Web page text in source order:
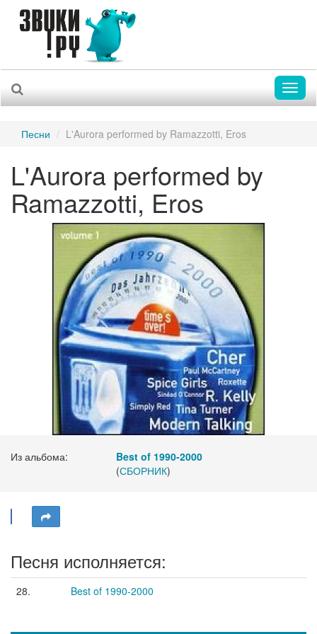
Песни L'Aurora performed by Ramazzotti, Eros
L'Aurora performed by
Ramazzotti, Eros
Из альбома:
Best of 1990-2000
(СБОРНИК)
Песня исполняется:
28. Best of 1990-2000